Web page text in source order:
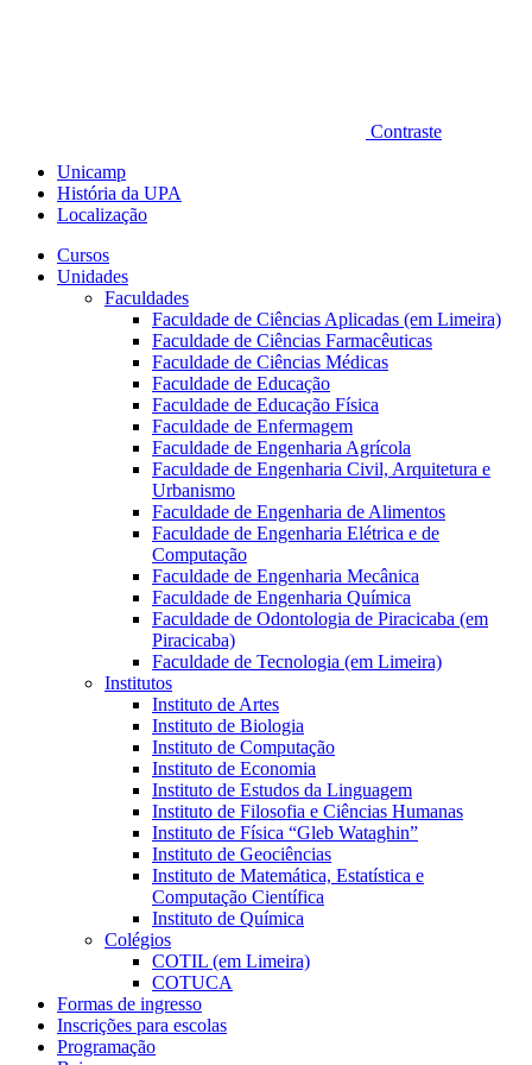
Contraste
Unicamp
História da UPA
Localização
Cursos
Unidades
Faculdades
Faculdade de Ciências Aplicadas (em Limeira)
Faculdade de Ciências Farmacêuticas
Faculdade de Ciências Médicas
Faculdade de Educação
Faculdade de Educação Física
Faculdade de Enfermagem
Faculdade de Engenharia Agrícola
Faculdade de Engenharia Civil, Arquitetura e
Urbanismo
Faculdade de Engenharia de Alimentos
Faculdade de Engenharia Elétrica e de
Computação
Faculdade de Engenharia Mecânica
Faculdade de Engenharia Química
Faculdade de Odontologia de Piracicaba (em
Piracicaba)
Faculdade de Tecnologia (em Limeira)
Institutos
Instituto de Artes
Instituto de Biologia
Instituto de Computação
Instituto de Economia
Instituto de Estudos da Linguagem
Instituto de Filosofia e Ciências Humanas
Instituto de Física “Gleb Wataghin”
Instituto de Geociências
Instituto de Matemática, Estatística e
Computação Científica
Instituto de Química
Colégios
COTIL (em Limeira)
COTUCA
Formas de ingresso
Inscrições para escolas
Programação